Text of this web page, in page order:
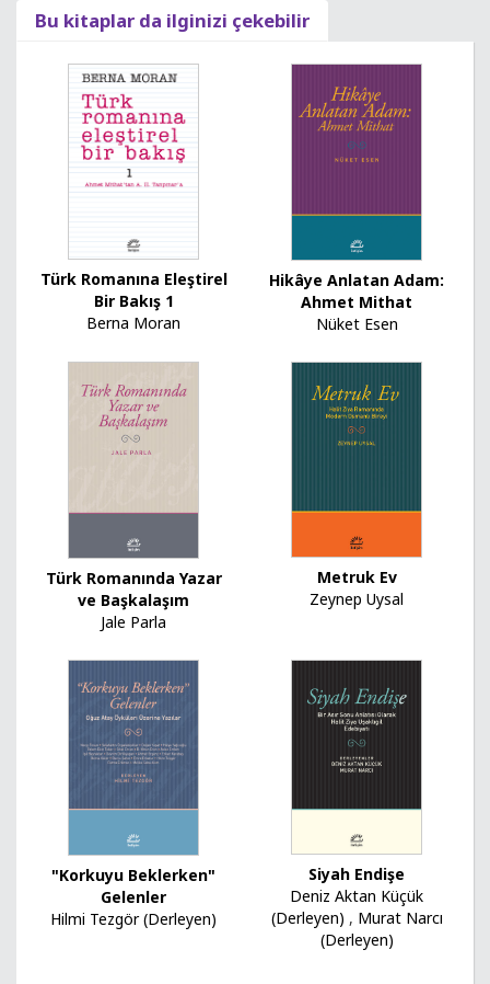
Bu kitaplar da ilginizi çekebilir
Türk Romanına Eleştirel
Bir Bakış 1
Berna Moran
Hikâye Anlatan Adam:
Ahmet Mithat
Nüket Esen
Türk Romanında Yazar
ve Başkalaşım
Jale Parla
Metruk Ev
Zeynep Uysal
"Korkuyu Beklerken"
Gelenler
Hilmi Tezgör (Derleyen)
Siyah Endişe
Deniz Aktan Küçük
(Derleyen) , Murat Narcı
(Derleyen)